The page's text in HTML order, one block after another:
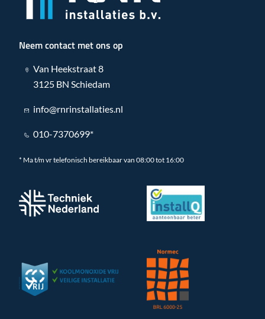
Neem contact met ons op
Van Heekstraat 8
3125 BN Schiedam
info@rnrinstallaties.nl
010-7370699*
* Ma t/m vr telefonisch bereikbaar van 08:00 tot 16:00